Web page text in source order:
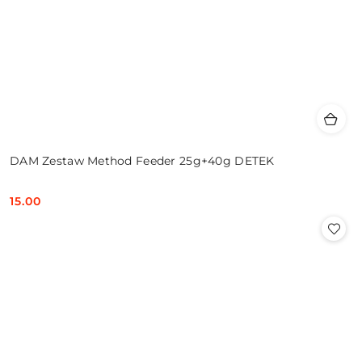
DAM Zestaw Method Feeder 25g+40g DETEK
Cena:
15.00